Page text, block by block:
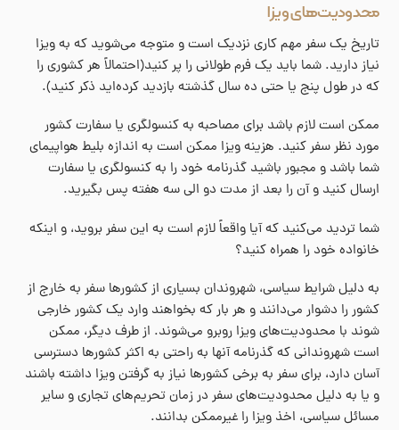
محدودیت‌های ویزا
تاریخ یک سفر مهم کاری نزدیک است و متوجه می‌شوید که به ویزا
نیاز دارید. شما باید یک فرم طولانی را پر کنید(احتمالاً هر کشوری را
که در طول پنج یا حتی ده سال گذشته بازدید کرده‌اید ذکر کنید).
ممکن است لازم باشد برای مصاحبه به کنسولگری یا سفارت کشور
مورد نظر سفر کنید. هزینه ویزا ممکن است به اندازه بلیط هواپیمای
شما باشد و مجبور باشید گذرنامه خود را به کنسولگری یا سفارت
ارسال کنید و آن را بعد از مدت دو الی سه هفته پس بگیرید.
شما تردید می‌کنید که آیا واقعاً لازم است به این سفر بروید، و اینکه
خانواده خود را همراه کنید؟
به دلیل شرایط سیاسی، شهروندان بسیاری از کشورها سفر به خارج از
کشور را دشوار می‌دانند و هر بار که بخواهند وارد یک کشور خارجی
شوند با محدودیت‌های ویزا روبرو می‌شوند. از طرف دیگر، ممکن
است شهروندانی که گذرنامه آنها به راحتی به اکثر کشورها دسترسی
آسان دارد، برای سفر به برخی کشورها نیاز به گرفتن ویزا داشته باشند
و یا به دلیل محدودیت‌های سفر در زمان تحریم‌های تجاری و سایر
مسائل سیاسی، اخذ ویزا را غیرممکن بدانند.